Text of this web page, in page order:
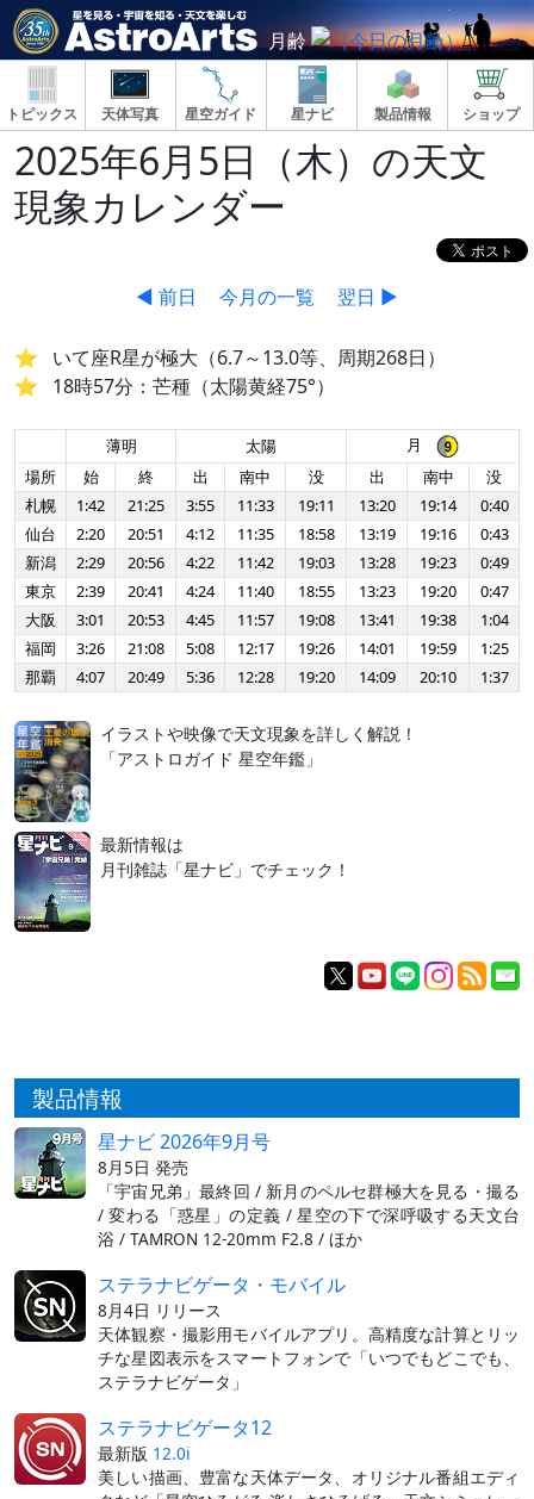
月齢
トピックス 天体写真 星空ガイド 星ナビ 製品情報 ショップ
2025年6月5日（木）の天文
現象カレンダー
◀ 前日 今月の一覧 翌日 ▶
いて座R星が極大（6.7～13.0等、周期268日）
18時57分：芒種（太陽黄経75°）
薄明 太陽
月
場所
始 終 出 南中 没 出 南中
没
札幌
1:42 21:25 3:55 11:33 19:11 13:20 19:14
0:40
仙台
2:20 20:51 4:12 11:35 18:58 13:19 19:16
0:43
新潟
2:29 20:56 4:22 11:42 19:03 13:28 19:23
0:49
東京
2:39 20:41 4:24 11:40 18:55 13:23 19:20
0:47
大阪
3:01 20:53 4:45 11:57 19:08 13:41 19:38
1:04
福岡
3:26 21:08 5:08 12:17 19:26 14:01 19:59
1:25
那覇
4:07 20:49 5:36 12:28 19:20 14:09 20:10 1:37
イラストや映像で天文現象を詳しく解説！
「アストロガイド 星空年鑑」
最新情報は
月刊雑誌「星ナビ」でチェック！
製品情報
星ナビ 2026年9月号
8月5日 発売
「宇宙兄弟」最終回 / 新月のペルセ群極大を見る・撮る
/ 変わる「惑星」の定義 / 星空の下で深呼吸する天文台
浴 / TAMRON 12-20mm F2.8 / ほか
ステラナビゲータ・モバイル
8月4日 リリース
天体観察・撮影用モバイルアプリ。高精度な計算とリッ
チな星図表示をスマートフォンで「いつでもどこでも、
ステラナビゲータ」
ステラナビゲータ12
最新版 12.0i
美しい描画、豊富な天体データ、オリジナル番組エディ